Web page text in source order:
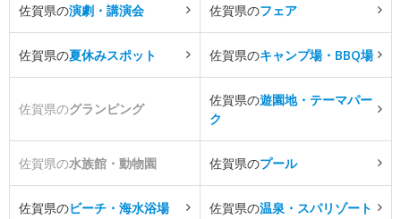
佐賀県の演劇・講演会 佐賀県のフェア
佐賀県の夏休みスポット 佐賀県のキャンプ場・BBQ場
佐賀県のグランピング
佐賀県の遊園地・テーマパー
ク
佐賀県の水族館・動物園 佐賀県のプール
佐賀県のビーチ・海水浴場 佐賀県の温泉・スパリゾート